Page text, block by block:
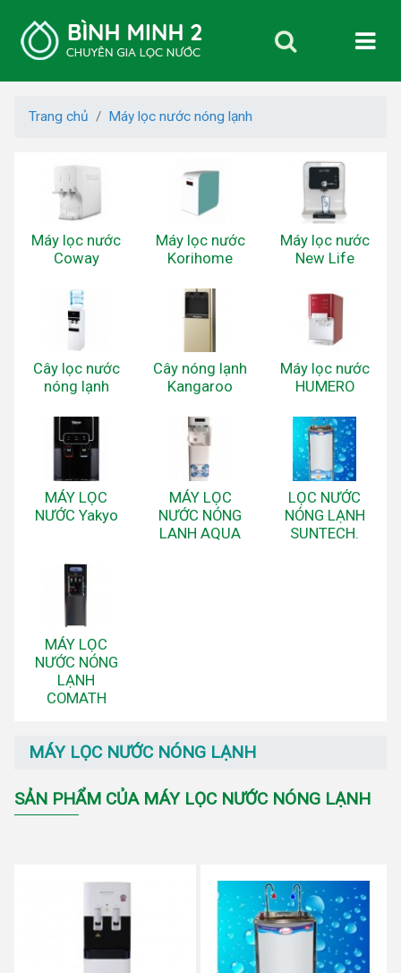
Trang chủ Máy lọc nước nóng lạnh
Máy lọc nước
Coway
Máy lọc nước
Korihome
Máy lọc nước
New Life
Cây lọc nước
nóng lạnh
Cây nóng lạnh
Kangaroo
Máy lọc nước
HUMERO
MÁY LỌC
NƯỚC Yakyo
MÁY LỌC
NƯỚC NÓNG
LANH AQUA
LỌC NƯỚC
NÓNG LẠNH
SUNTECH.
MÁY LỌC
NƯỚC NÓNG
LẠNH
COMATH
MÁY LỌC NƯỚC NÓNG LẠNH
SẢN PHẨM CỦA MÁY LỌC NƯỚC NÓNG LẠNH